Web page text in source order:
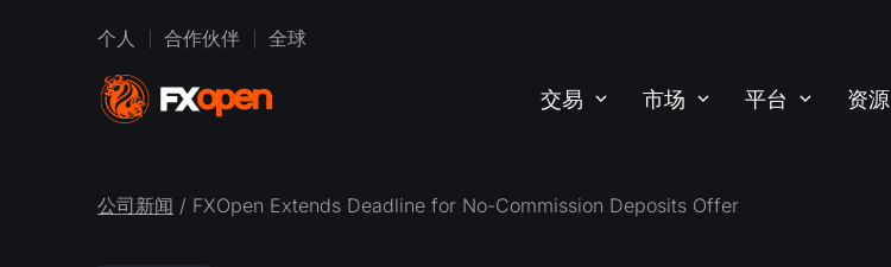
个人 合作伙伴 全球
交易 市场 平台 资源
公司新闻 / FXOpen Extends Deadline for No-Commission Deposits Offer